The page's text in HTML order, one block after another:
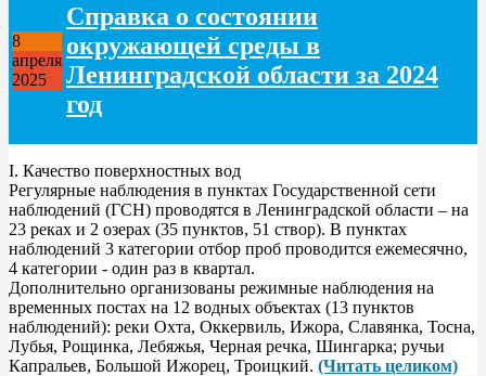
8
апреля
2025
Справка о состоянии
окружающей среды в
Ленинградской области за 2024
год
I. Качество поверхностных вод
Регулярные наблюдения в пунктах Государственной сети
наблюдений (ГСН) проводятся в Ленинградской области – на
23 реках и 2 озерах (35 пунктов, 51 створ). В пунктах
наблюдений 3 категории отбор проб проводится ежемесячно,
4 категории - один раз в квартал.
Дополнительно организованы режимные наблюдения на
временных постах на 12 водных объектах (13 пунктов
наблюдений): реки Охта, Оккервиль, Ижора, Славянка, Тосна,
Лубья, Рощинка, Лебяжья, Черная речка, Шингарка; ручьи
Капральев, Большой Ижорец, Троицкий. (Читать целиком)